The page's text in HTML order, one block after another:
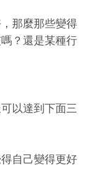
那麼那些變得
？還是某種行
以達到下面三
自己變得更好